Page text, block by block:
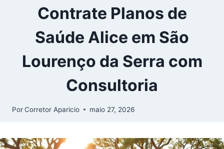
Contrate Planos de
Saúde Alice em São
Lourenço da Serra com
Consultoria
PorCorretor Aparicio maio 27, 2026